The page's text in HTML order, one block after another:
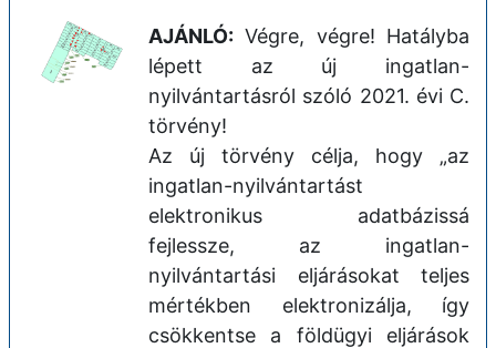
AJÁNLÓ: Végre, végre! Hatályba
lépett az új ingatlan-
nyilvántartásról szóló 2021. évi C.
törvény!
Az új törvény célja, hogy „az
ingatlan-nyilvántartást
elektronikus adatbázissá
fejlessze, az ingatlan-
nyilvántartási eljárásokat teljes
mértékben elektronizálja, így
csökkentse a földügyi eljárások